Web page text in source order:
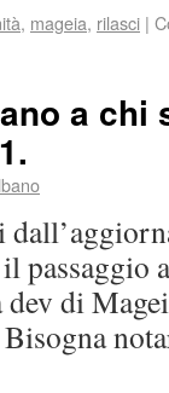
, mageia, rilasci |
a chi
passaggio
di
Bisogna